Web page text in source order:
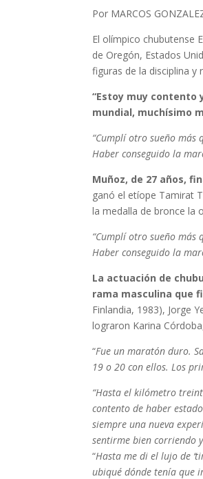
Por MARCOS
El olímpico chubutense
de Oregón, Estados
figuras de la disciplina y
“Estoy muy contento
mundial, muchísimo
“Cumplí otro sueño más
Haber conseguido la
Muñoz, de 27 años,
ganó el etíope Tamirat
la medalla de bronce la
“Cumplí otro sueño más
Haber conseguido la
La actuación de
rama masculina que
Finlandia, 1983), Jorge
lograron Karina
“Fue un maratón duro.
19 o 20 con ellos. Los
“Hasta el kilómetro
contento de haber
siempre una nueva
sentirme bien corriendo
“Hasta me di el lujo de
ubiqué dónde tenía que